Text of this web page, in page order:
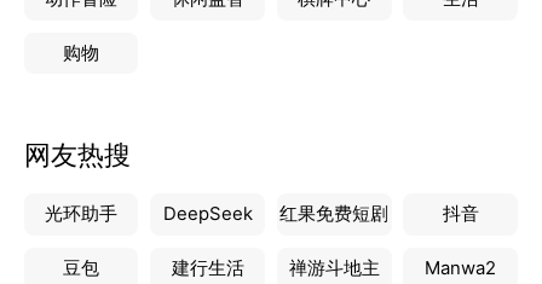
购物
网友热搜
光环助手 DeepSeek 红果免费短剧 抖音
豆包 建行生活 禅游斗地主 Manwa2